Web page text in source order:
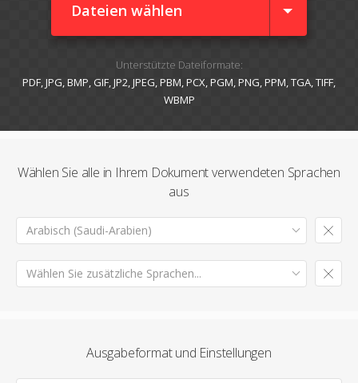
Dateien wählen
Unterstützte Dateiformate:
PDF, JPG, BMP, GIF, JP2, JPEG, PBM, PCX, PGM, PNG, PPM, TGA, TIFF,
WBMP
Wählen Sie alle in Ihrem Dokument verwendeten Sprachen
aus
Arabisch (Saudi-Arabien)
Wählen Sie zusätzliche Sprachen...
Ausgabeformat und Einstellungen